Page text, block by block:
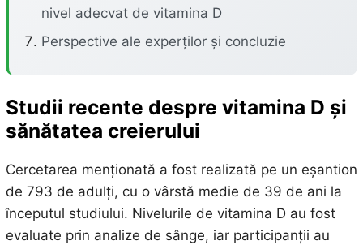
nivel adecvat de vitamina D
Perspective ale experților și concluzie
Studii recente despre vitamina D și
sănătatea creierului
Cercetarea menționată a fost realizată pe un eșantion
de 793 de adulți, cu o vârstă medie de 39 de ani la
începutul studiului. Nivelurile de vitamina D au fost
evaluate prin analize de sânge, iar participanții au